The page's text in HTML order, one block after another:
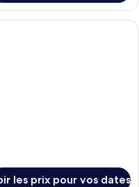
chambre d’hôtel moderne
les prix pour vos dates